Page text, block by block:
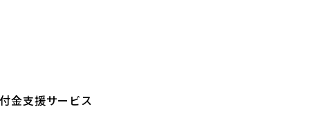
金支援サービス